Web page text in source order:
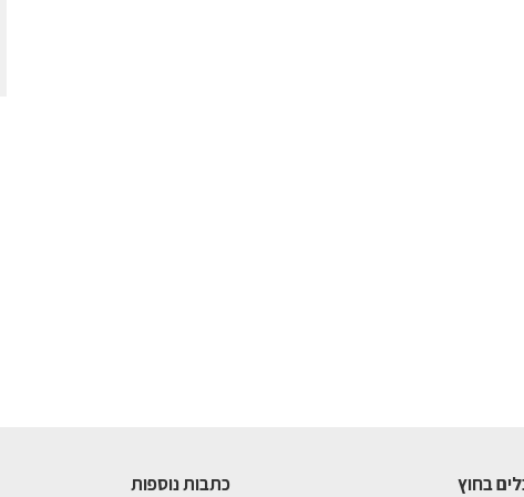
בחוץ כתבות נוספות